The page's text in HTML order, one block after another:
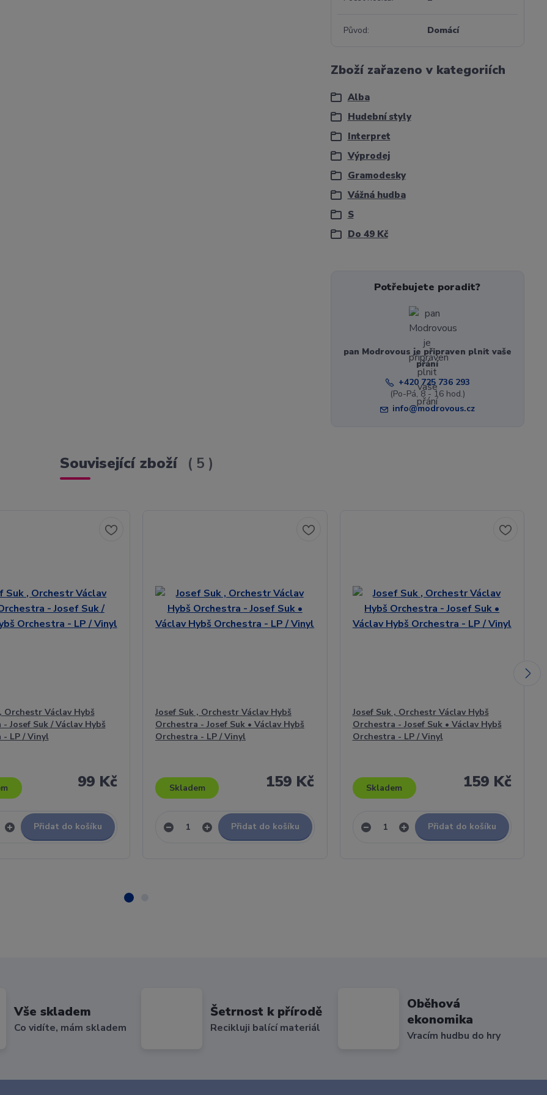
Původ Domácí
Zboží zařazeno v kategoriích
Alba
Hudební styly
Interpret
Výprodej
Gramodesky
Vážná hudba
S
Do 49 Kč
Potřebujete poradit?
pan Modrovous je připraven plnit vaše
přání
+420 725 736 293
(Po-Pá, 8 - 16 hod.)
info@modrovous.cz
Související zboží 5
Orchestr Václav Hybš
Josef Suk / Václav Hybš
- LP / Vinyl
99 Kč
Přidat do košíku
Josef Suk , Orchestr Václav Hybš
Orchestra - Josef Suk • Václav Hybš
Orchestra - LP / Vinyl
159 Kč
Skladem
Přidat do košíku
Josef Suk , Orchestr Václav Hybš
Orchestra - Josef Suk • Václav Hybš
Orchestra - LP / Vinyl
159 Kč
Skladem
Přidat do košíku
Vše skladem
Co vidíte, mám skladem
Šetrnost k přírodě
Recikluji balící materiál
Oběhová
ekonomika
Vracím hudbu do hry